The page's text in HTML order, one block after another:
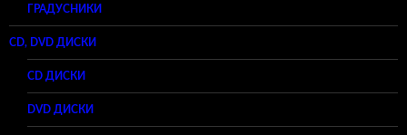
ГРАДУСНИКИ
CD, DVD ДИСКИ
CD ДИСКИ
DVD ДИСКИ